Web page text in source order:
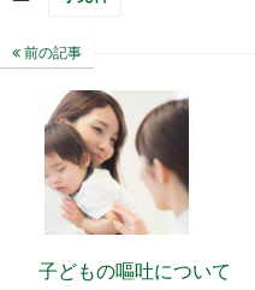
前の記事
子どもの嘔吐について